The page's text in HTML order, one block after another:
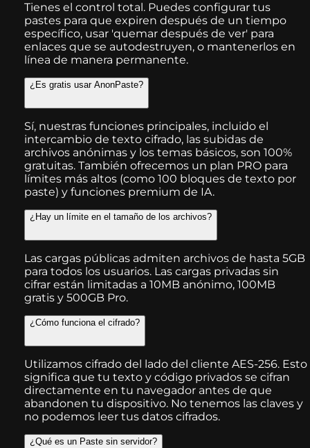
Tienes el control total. Puedes configurar tus
pastes para que expiren después de un tiempo
específico, usar 'quemar después de ver' para
enlaces que se autodestruyen, o mantenerlos en
línea de manera permanente.
¿Es gratis usar AnonPaste?
Sí, nuestras funciones principales, incluido el
intercambio de texto cifrado, las subidas de
archivos anónimas y los temas básicos, son 100%
gratuitas. También ofrecemos un plan PRO para
límites más altos (como 100 bloques de texto por
paste) y funciones premium de IA.
¿Hay un límite en el tamaño de los archivos?
Las cargas públicas admiten archivos de hasta 5GB
para todos los usuarios. Las cargas privadas sin
cifrar están limitadas a 10MB anónimo, 100MB
gratis y 500GB Pro.
¿Cómo funciona el cifrado?
Utilizamos cifrado del lado del cliente AES-256. Esto
significa que tu texto y código privados se cifran
directamente en tu navegador antes de que
abandonen tu dispositivo. No tenemos las claves y
no podemos leer tus datos cifrados.
¿Qué es un Paste sin servidor?